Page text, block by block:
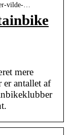
vilde-…
mere
er antallet af